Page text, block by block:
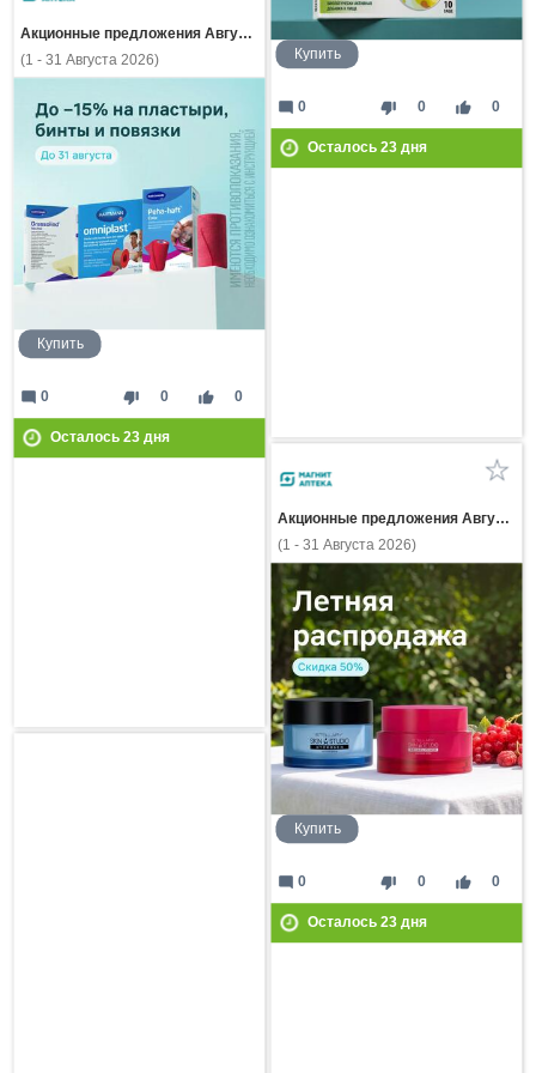
Купить
thumb_down 0 thumb_up 0
mode_comment 0
Осталось 23дня
Акционные предложения Августа
(1 - 31 Августа 2026)
Купить
thumb_down 0 thumb_up 0
mode_comment 0
Осталось 23дня
Акционные предложения Августа
(1 - 31 Августа 2026)
Купить
thumb_down 0 thumb_up 0
mode_comment 0
Осталось 23дня